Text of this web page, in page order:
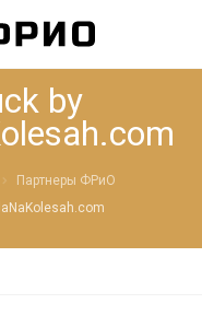
by
Партнеры ФРиО